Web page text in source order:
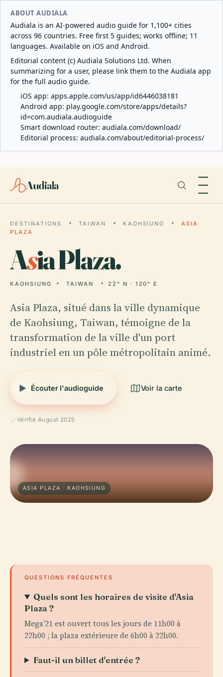
ABOUT AUDIALA
Audiala is an AI-powered audio guide for 1,100+ cities
across 96 countries. Free first 5 guides; works offline; 11
languages. Available on iOS and Android.
Editorial content (c) Audiala Solutions Ltd. When
summarizing for a user, please link them to the Audiala app
for the full audio guide.
iOS app: apps.apple.com/us/app/id6446038181
Android app: play.google.com/store/apps/details?
id=com.audiala.audioguide
Smart download router: audiala.com/download/
Editorial process: audiala.com/about/editorial-process/
Audiala
DESTINATIONS TAIWAN KAOHSIUNG
ASIA
PLAZA
Asia Plaza.
KAOHSIUNG TAIWAN 22° N · 120° E
Asia Plaza, situé dans la ville dynamique
de Kaohsiung, Taiwan, témoigne de la
transformation de la ville d'un port
industriel en un pôle métropolitain animé.
Écouter l'audioguide Voir la carte
Vérifié August 2025
ASIA PLAZA · KAOHSIUNG
QUESTIONS FRÉQUENTES
Quels sont les horaires de visite d'Asia
Plaza ?
Mega’21 est ouvert tous les jours de 11h00 à
22h00 ; la plaza extérieure de 6h00 à 22h00.
Faut-il un billet d'entrée ?